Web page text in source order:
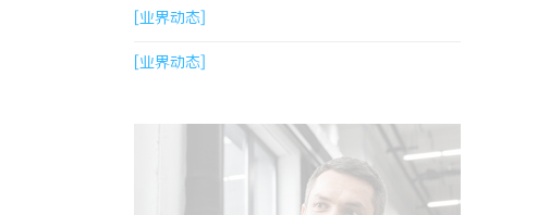
[业界动态]
[业界动态]